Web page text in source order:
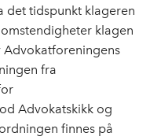
det tidspunkt klageren
klagen
Advokatforeningens
fra
Advokatskikk og
finnes på